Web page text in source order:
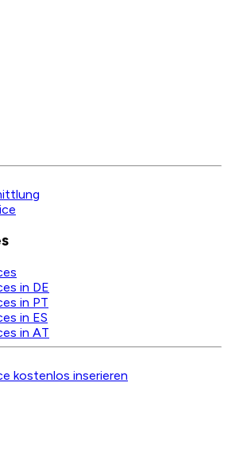
in DE
in PT
in ES
in AT
kostenlos inserieren